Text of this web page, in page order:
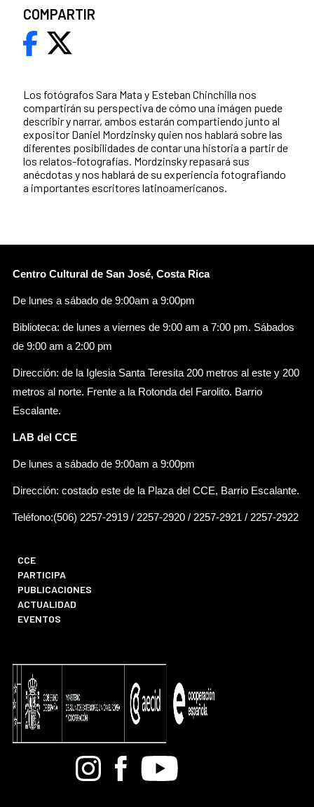
Los fotógrafos Sara Mata y Esteban Chinchilla nos
compartirán su perspectiva de cómo una imágen puede
describir y narrar, ambos estarán compartiendo junto al
expositor Daniel Mordzinsky quien nos hablará sobre las
diferentes posibilidades de contar una historia a partir de
los relatos-fotografías. Mordzinsky repasará sus
anécdotas y nos hablará de su experiencia fotografiando
a importantes escritores latinoamericanos.
COMPARTIR
Centro Cultural de San José, Costa Rica
De lunes a sábado de 9:00am a 9:00pm
Biblioteca: de lunes a viernes de 9:00 am a 7:00 pm. Sábados
de 9:00 am a 2:00 pm
Dirección: de la Iglesia Santa Teresita 200 metros al este y 200
metros al norte. Frente a la Rotonda del Farolito. Barrio
Escalante.
LAB del CCE
De lunes a sábado de 9:00am a 9:00pm
Dirección: costado este de la Plaza del CCE, Barrio Escalante.
Teléfono:(506) 2257-2919 / 2257-2920 / 2257-2921 / 2257-2922
CCE
PARTICIPA
PUBLICACIONES
ACTUALIDAD
EVENTOS
BandcampInstagramFacebook
Youtube